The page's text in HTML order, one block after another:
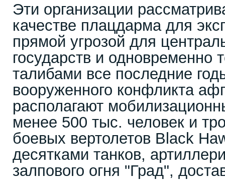
Эти организации
качестве плацдарма для
прямой угрозой для
государств и одновременно
талибами все последние
вооруженного конфликта
располагают
менее 500 тыс. человек и
боевых вертолетов Black
десятками танков,
залпового огня "Град",